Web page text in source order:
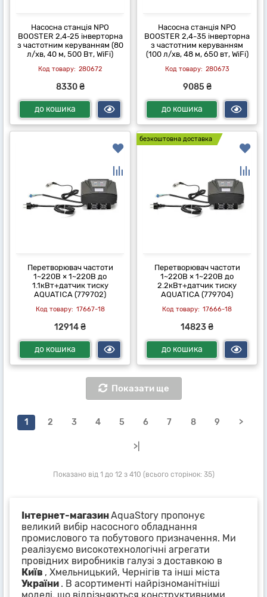
Насосна станція NPO
BOOSTER 2,4-25 інверторна
з частотним керуванням (80
л/хв, 40 м, 500 Вт, WiFi)
280672
8330 ₴
до кошика
Насосна станція NPO
BOOSTER 2,4-35 інверторна
з частотним керуванням
(100 л/хв, 48 м, 650 вт, WiFi)
280673
9085 ₴
до кошика
Перетворювач частоти
1~220В × 1~220В до
1.1кВт+датчик тиску
AQUATICA (779702)
17667-18
12914 ₴
до кошика
безкоштовна доставка
Перетворювач частоти
1~220В × 1~220В до
2.2кВт+датчик тиску
AQUATICA (779704)
17666-18
14823 ₴
до кошика
Показати ще
1 2 3 4 5 6 7 8 9 >
>|
Показано від 1 до 12 з 410 (всього сторінок: 35)
Інтернет-магазинAquaStory пропонує
великий вибір насосного обладнання
промислового та побутового призначення. Ми
реалізуємо високотехнологічні агрегати
провідних виробників галузі з доставкою в
Київ , Хмельницький, Чернігів та інші міста
України . В асортименті найрізноманітніші